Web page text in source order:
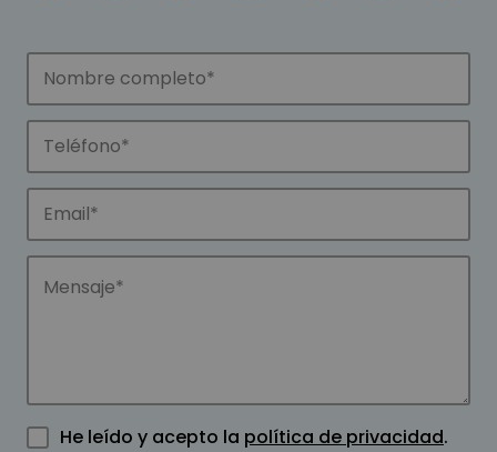
He leído y acepto la política de privacidad.